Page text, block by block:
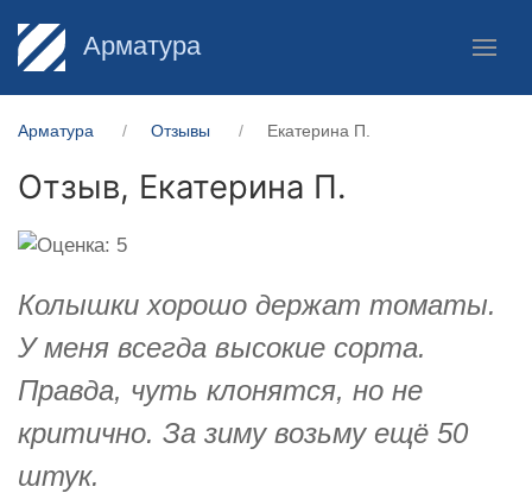
Арматура
Арматура Отзывы Екатерина П.
Отзыв, Екатерина П.
Колышки хорошо держат томаты.
У меня всегда высокие сорта.
Правда, чуть клонятся, но не
критично. За зиму возьму ещё 50
штук.